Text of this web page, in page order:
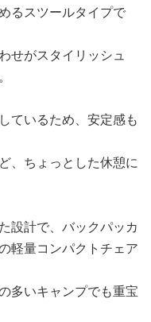
るスツールタイプで
せがスタイリッシュ
ているため、安定感も
、ちょっとした休憩に
設計で、バックパッカ
軽量コンパクトチェア
多いキャンプでも重宝